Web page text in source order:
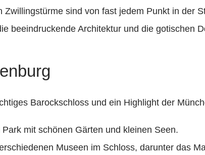
Zwillingstürme sind von fast jedem Punkt in der
beeindruckende Architektur und die gotischen
Barockschloss und ein Highlight der
mit schönen Gärten und kleinen Seen.
Museen im Schloss, darunter das